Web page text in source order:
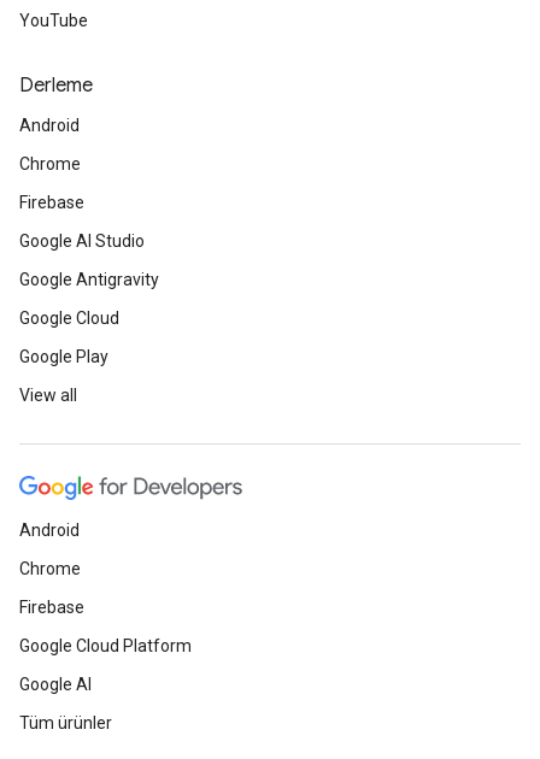
YouTube
Derleme
Android
Chrome
Firebase
Google AI Studio
Google Antigravity
Google Cloud
Google Play
View all
Android
Chrome
Firebase
Google Cloud Platform
Google AI
Tüm ürünler